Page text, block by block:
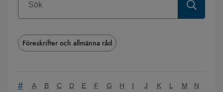
Föreskrifter och allmänna råd
# A B C D E F G H I J K L M
N